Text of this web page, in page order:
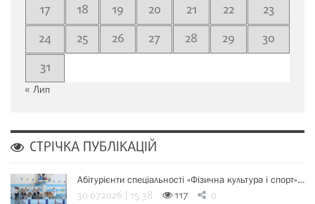
17
18 19 20 21 22
23
24
25 26 27 28 29
30
31
« Лип
СТРІЧКА ПУБЛІКАЦІЙ
Абітурієнти спеціальності «Фізична культура і спорт»…
30.07.2026 | 15:38 117 0